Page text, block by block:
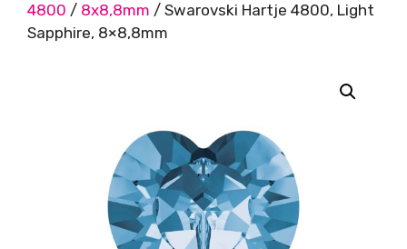
4800 / 8x8,8mm / Swarovski Hartje 4800, Light
Sapphire, 8×8,8mm